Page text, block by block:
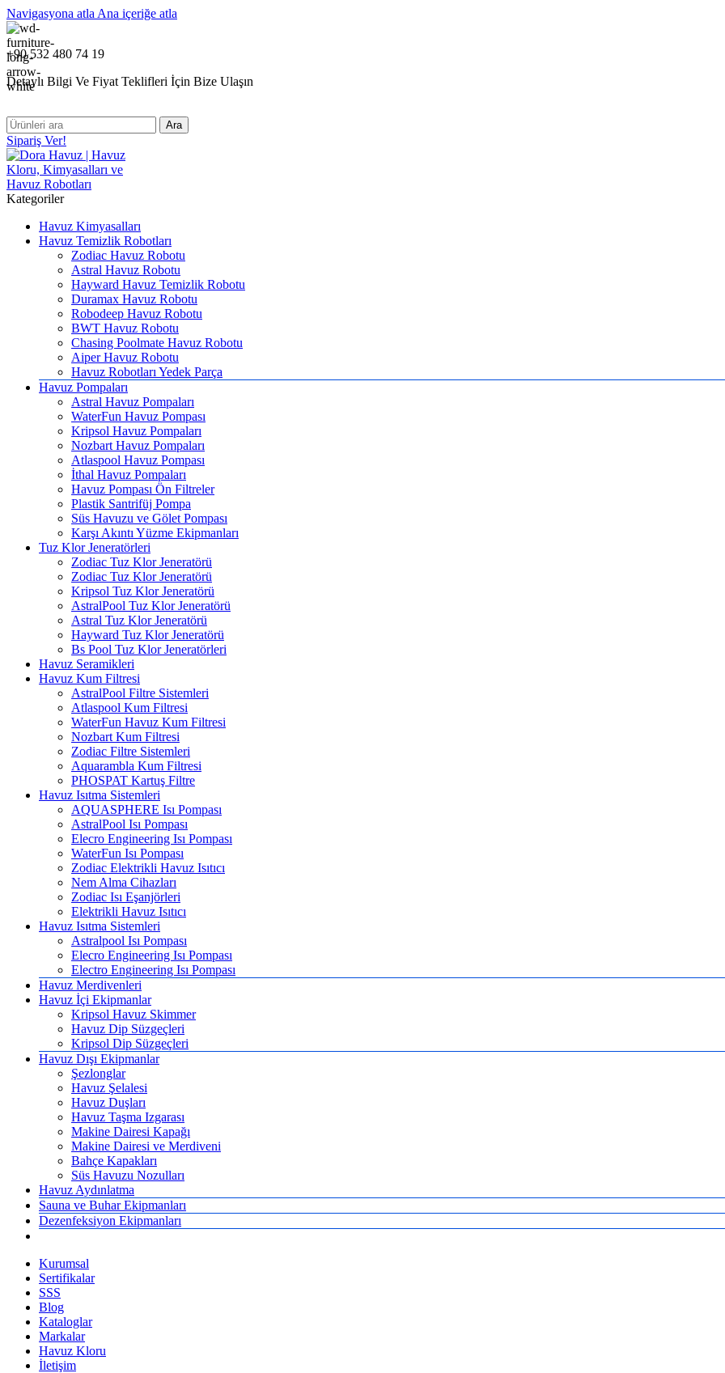
Navigasyona atla Ana içeriğe atla
+90 532 480 74 19
Detaylı Bilgi Ve Fiyat Teklifleri İçin Bize Ulaşın
Ara
Sipariş Ver!
Kategoriler
Havuz Kimyasalları
Havuz Temizlik Robotları
Zodiac Havuz Robotu
Astral Havuz Robotu
Hayward Havuz Temizlik Robotu
Duramax Havuz Robotu
Robodeep Havuz Robotu
BWT Havuz Robotu
Chasing Poolmate Havuz Robotu
Aiper Havuz Robotu
Havuz Robotları Yedek Parça
Havuz Pompaları
Astral Havuz Pompaları
WaterFun Havuz Pompası
Kripsol Havuz Pompaları
Nozbart Havuz Pompaları
Atlaspool Havuz Pompası
İthal Havuz Pompaları
Havuz Pompası Ön Filtreler
Plastik Santrifüj Pompa
Süs Havuzu ve Gölet Pompası
Karşı Akıntı Yüzme Ekipmanları
Tuz Klor Jeneratörleri
Zodiac Tuz Klor Jeneratörü
Zodiac Tuz Klor Jeneratörü
Kripsol Tuz Klor Jeneratörü
AstralPool Tuz Klor Jeneratörü
Astral Tuz Klor Jeneratörü
Hayward Tuz Klor Jeneratörü
Bs Pool Tuz Klor Jeneratörleri
Havuz Seramikleri
Havuz Kum Filtresi
AstralPool Filtre Sistemleri
Atlaspool Kum Filtresi
WaterFun Havuz Kum Filtresi
Nozbart Kum Filtresi
Zodiac Filtre Sistemleri
Aquarambla Kum Filtresi
PHOSPAT Kartuş Filtre
Havuz Isıtma Sistemleri
AQUASPHERE Isı Pompası
AstralPool Isı Pompası
Elecro Engineering Isı Pompası
WaterFun Isı Pompası
Zodiac Elektrikli Havuz Isıtıcı
Nem Alma Cihazları
Zodiac Isı Eşanjörleri
Elektrikli Havuz Isıtıcı
Havuz Isıtma Sistemleri
Astralpool Isı Pompası
Elecro Engineering Isı Pompası
Electro Engineering Isı Pompası
Havuz Merdivenleri
Havuz İçi Ekipmanlar
Kripsol Havuz Skimmer
Havuz Dip Süzgeçleri
Kripsol Dip Süzgeçleri
Havuz Dışı Ekipmanlar
Şezlonglar
Havuz Şelalesi
Havuz Duşları
Havuz Taşma Izgarası
Makine Dairesi Kapağı
Makine Dairesi ve Merdiveni
Bahçe Kapakları
Süs Havuzu Nozulları
Havuz Aydınlatma
Sauna ve Buhar Ekipmanları
Dezenfeksiyon Ekipmanları
Kurumsal
Sertifikalar
SSS
Blog
Kataloglar
Markalar
Havuz Kloru
İletişim